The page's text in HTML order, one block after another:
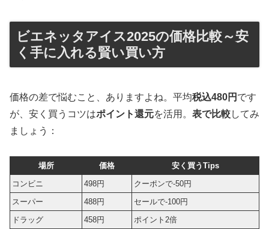
ビエネッタアイス2025の価格比較～安
く手に入れる賢い買い方
価格の差で悩むこと、ありますよね。平均税込480円 です
が、安く買うコツはポイント還元を活用。 表で比較してみ
ましょう：
場所 価格
安く買うTips
コンビニ
498円
クーポンで-50円
スーパー
488円
セールで-100円
ドラッグ
458円
ポイント2倍